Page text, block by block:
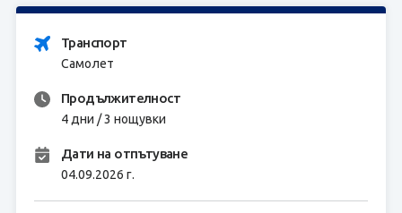
Транспорт
Самолет
Продължителност
4 дни / 3 нощувки
Дати на отпътуване
04.09.2026 г.